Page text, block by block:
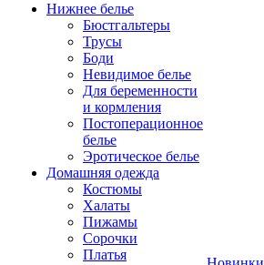
Нижнее белье
Бюстгальтеры
Трусы
Боди
Невидимое белье
Для беременности
и кормления
Постоперационное
белье
Эротическое белье
Домашняя одежда
Костюмы
Халаты
Пижамы
Сорочки
Платья